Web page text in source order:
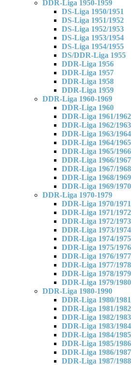
DDR-Liga 1950-1959
DS-Liga 1950/1951
DS-Liga 1951/1952
DS-Liga 1952/1953
DS-Liga 1953/1954
DS-Liga 1954/1955
DS/DDR-Liga 1955
DDR-Liga 1956
DDR-Liga 1957
DDR-Liga 1958
DDR-Liga 1959
DDR-Liga 1960-1969
DDR-Liga 1960
DDR-Liga 1961/1962
DDR-Liga 1962/1963
DDR-Liga 1963/1964
DDR-Liga 1964/1965
DDR-Liga 1965/1966
DDR-Liga 1966/1967
DDR-Liga 1967/1968
DDR-Liga 1968/1969
DDR-Liga 1969/1970
DDR-Liga 1970-1979
DDR-Liga 1970/1971
DDR-Liga 1971/1972
DDR-Liga 1972/1973
DDR-Liga 1973/1974
DDR-Liga 1974/1975
DDR-Liga 1975/1976
DDR-Liga 1976/1977
DDR-Liga 1977/1978
DDR-Liga 1978/1979
DDR-Liga 1979/1980
DDR-Liga 1980-1990
DDR-Liga 1980/1981
DDR-Liga 1981/1982
DDR-Liga 1982/1983
DDR-Liga 1983/1984
DDR-Liga 1984/1985
DDR-Liga 1985/1986
DDR-Liga 1986/1987
DDR-Liga 1987/1988